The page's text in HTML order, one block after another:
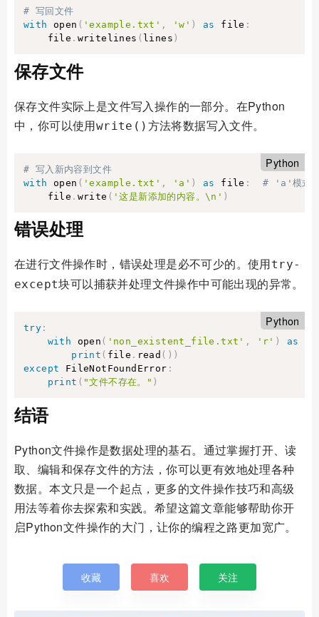
# 写回文件
with
open ( 'example.txt' , 'w' ) as file :
    file
. writelines ( lines )
保存文件
保存文件实际上是文件写入操作的一部分。在Python
中，你可以使用write() 方法将数据写入文件。
Python
# 写入新内容到文件
with
open ( 'example.txt' , 'a' ) as file :
# 'a'模式为
    file
. write ( '这是新添加的内容。\n' )
错误处理
在进行文件操作时，错误处理是必不可少的。使用try-
except块可以捕获并处理文件操作中可能出现的异常。
Python
try :
with open ( 'non_existent_file.txt' , 'r' ) as
print ( file . read ( ) )
except FileNotFoundError :
print ( "文件不存在。" )
结语
Python文件操作是数据处理的基石。通过掌握打开、读
取、编辑和保存文件的方法，你可以更有效地处理各种
数据。本文只是一个起点，更多的文件操作技巧和高级
用法等着你去探索和实践。希望这篇文章能够帮助你开
启Python文件操作的大门，让你的编程之路更加宽广。
收藏 喜欢 关注